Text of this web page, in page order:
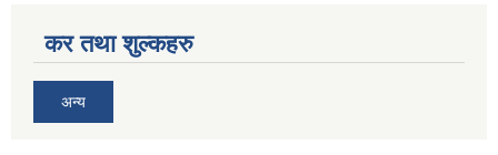
कर तथा शुल्कहरु
अन्य